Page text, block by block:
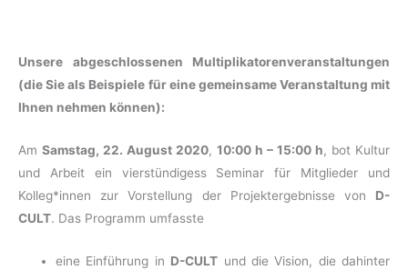
Unsere abgeschlossenen Multiplikatorenveranstaltungen
(die Sie als Beispiele für eine gemeinsame Veranstaltung mit
Ihnen nehmen können):
Am Samstag, 22. August 2020, 10:00 h – 15:00 h, bot Kultur
und Arbeit ein vierstündigess Seminar für Mitglieder und
Kolleg*innen zur Vorstellung der Projektergebnisse von D-
CULT. Das Programm umfasste
eine Einführung in D-CULT und die Vision, die dahinter